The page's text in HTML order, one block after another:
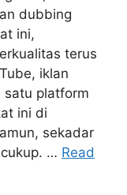
dubbing
ini,
terus
iklan
satu platform
ini di
sekadar
… Read